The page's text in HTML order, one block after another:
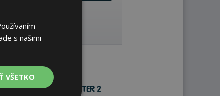
Pirelli P ZERO WINTER 2
s našimi
VŠETKO